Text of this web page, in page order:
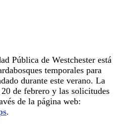
Pública de Westchester está
temporales para
durante este verano. La
de febrero y las solicitudes
de la página web:
.